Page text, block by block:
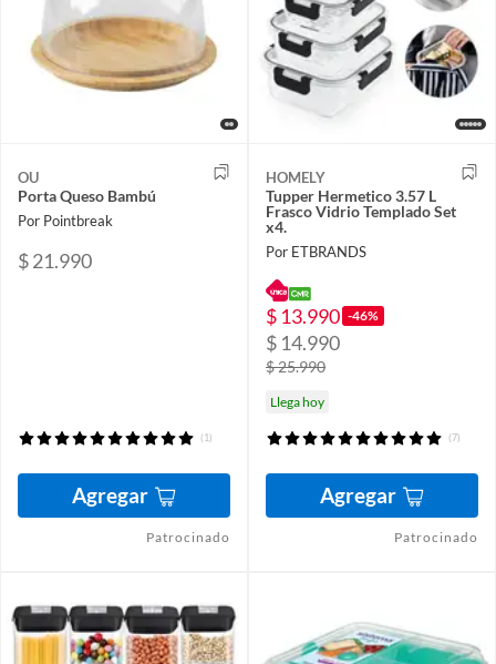
OU
Porta Queso Bambú
Por Pointbreak
$ 21.990
(1)
Agregar
Patrocinado
HOMELY
Tupper Hermetico 3.57 L
Frasco Vidrio Templado Set
x4.
Por ETBRANDS
$ 13.990 -46%
$ 14.990
$ 25.990
Llega hoy
(7)
Agregar
Patrocinado